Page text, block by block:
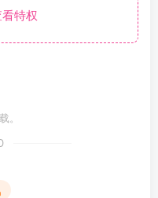
特权
。